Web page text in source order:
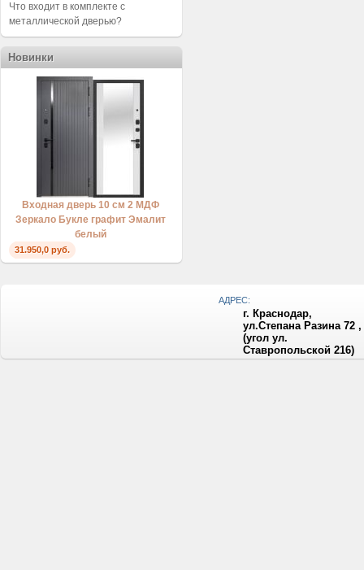
Что входит в комплекте с
металлической дверью?
Новинки
Входная дверь 10 см 2 МДФ
Зеркало Букле графит Эмалит
белый
31.950,0 руб.
АДРЕС:
г. Краснодар,
ул.Степана Разина 72 ,
(угол ул.
Ставропольской 216)